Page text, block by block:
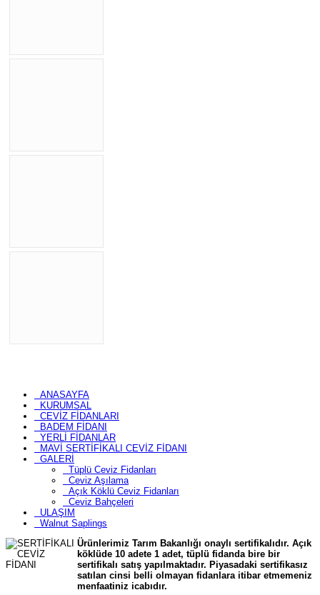
ANASAYFA
KURUMSAL
CEVİZ FİDANLARI
BADEM FİDANI
YERLİ FİDANLAR
MAVİ SERTİFİKALI CEVİZ FİDANI
GALERİ
Tüplü Ceviz Fidanları
Ceviz Aşılama
Açık Köklü Ceviz Fidanları
Ceviz Bahçeleri
ULAŞIM
Walnut Saplings
Ürünlerimiz Tarım Bakanlığı onaylı sertifikalıdır. Açık
köklüde 10 adete 1 adet, tüplü fidanda bire bir
sertifikalı satış yapılmaktadır. Piyasadaki sertifikasız
satılan cinsi belli olmayan fidanlara itibar etmemeniz
menfaatiniz icabıdır.